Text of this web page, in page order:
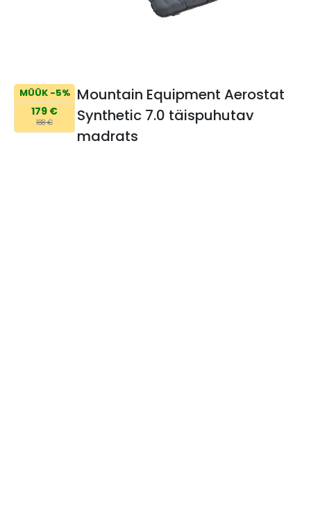
MÜÜK -5%
179 €
188 €
Mountain Equipment Aerostat
Synthetic 7.0 täispuhutav
madrats